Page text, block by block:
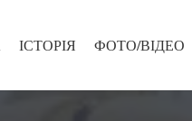
ІСТОРІЯ ФОТО/ВІДЕО